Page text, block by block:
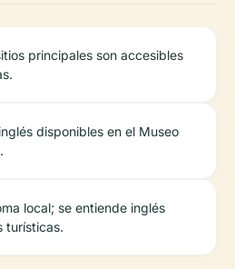
principales son accesibles
disponibles en el Museo
local; se entiende inglés
turísticas.